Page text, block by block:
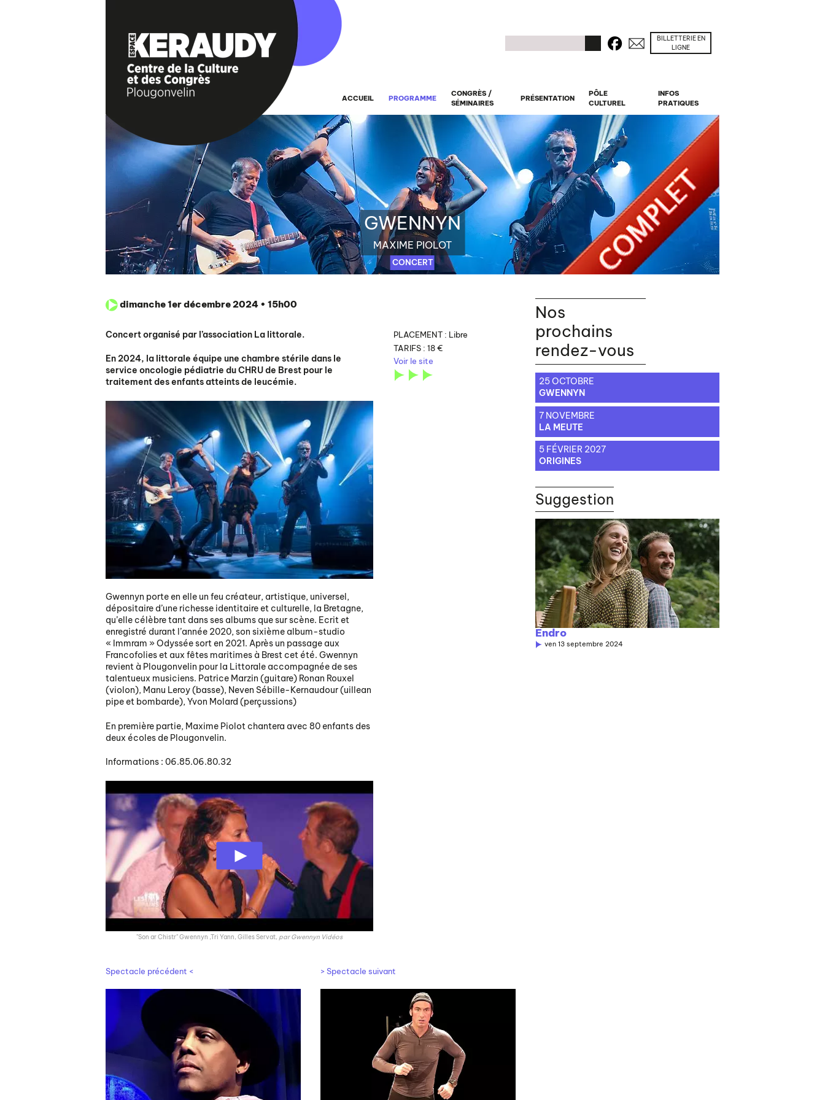
FacebookContactsBILLETTERIE EN
LIGNE
ACCUEIL PROGRAMME
CONGRÈS /
SÉMINAIRES
PRÉSENTATION
PÔLE
CULTUREL
INFOS
PRATIQUES
GWENNYN
MAXIME PIOLOT
CONCERT
dimanche 1er décembre 2024 • 15h00
Concert organisé par l’association La littorale.
En 2024, la littorale équipe une chambre stérile dans le
service oncologie pédiatrie du CHRU de Brest pour le
traitement des enfants atteints de leucémie.
Gwennyn porte en elle un feu créateur, artistique, universel,
dépositaire d’une richesse identitaire et culturelle, la Bretagne,
qu’elle célèbre tant dans ses albums que sur scène. Ecrit et
enregistré durant l’année 2020, son sixième album-studio
« Immram » Odyssée sort en 2021. Après un passage aux
Francofolies et aux fêtes maritimes à Brest cet été. Gwennyn
revient à Plougonvelin pour la Littorale accompagnée de ses
talentueux musiciens. Patrice Marzin (guitare) Ronan Rouxel
(violon), Manu Leroy (basse), Neven Sébille-Kernaudour (uillean
pipe et bombarde), Yvon Molard (perçussions)
En première partie, Maxime Piolot chantera avec 80 enfants des
deux écoles de Plougonvelin.
Informations : 06.85.06.80.32
"Son ar Chistr" Gwennyn ,Tri Yann, Gilles Servat, parGwennyn Vidéos
PLACEMENT : Libre
TARIFS : 18 €
Voir le site
Spectacle précédent < > Spectacle suivant
Nos
prochains
rendez-vous
25 OCTOBRE
GWENNYN
7 NOVEMBRE
LA MEUTE
5 FÉVRIER 2027
ORIGINES
Suggestion
Endro
ven 13 septembre 2024